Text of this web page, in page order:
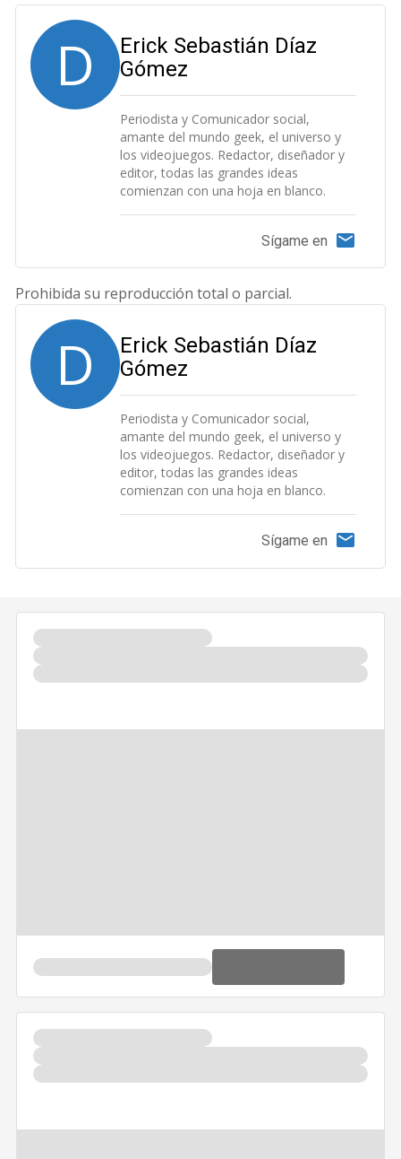
D
Erick Sebastián Díaz
Gómez
Periodista y Comunicador social,
amante del mundo geek, el universo y
los videojuegos. Redactor, diseñador y
editor, todas las grandes ideas
comienzan con una hoja en blanco.
Sígame en
Prohibida su reproducción total o parcial.
D
Erick Sebastián Díaz
Gómez
Periodista y Comunicador social,
amante del mundo geek, el universo y
los videojuegos. Redactor, diseñador y
editor, todas las grandes ideas
comienzan con una hoja en blanco.
Sígame en